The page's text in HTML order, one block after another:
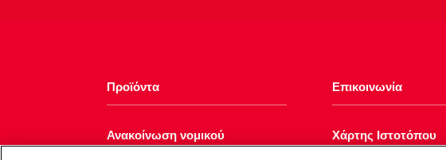
Προϊόντα Επικοινωνία
Ανακοίνωση νομικού
Χάρτης Ιστοτόπου